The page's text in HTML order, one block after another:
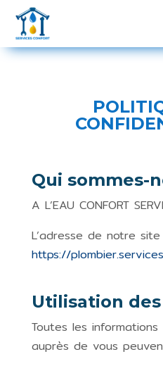
Qui sommes-
A L’EAU CONFORT
L’adresse de notre
https://
Utilisation
Toutes les
auprès de vous